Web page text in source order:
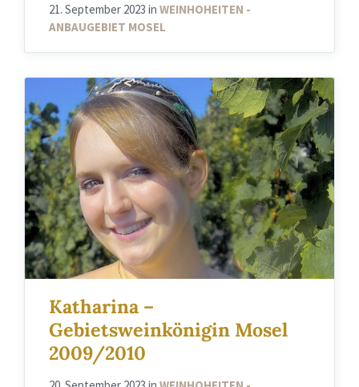
21. September 2023 in WEINHOHEITEN -
ANBAUGEBIET MOSEL
Katharina –
Gebietsweinkönigin Mosel
2009/2010